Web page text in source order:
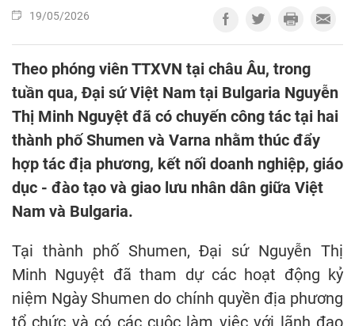
19/05/2026
Theo phóng viên TTXVN tại châu Âu, trong
tuần qua, Đại sứ Việt Nam tại Bulgaria Nguyễn
Thị Minh Nguyệt đã có chuyến công tác tại hai
thành phố Shumen và Varna nhằm thúc đẩy
hợp tác địa phương, kết nối doanh nghiệp, giáo
dục - đào tạo và giao lưu nhân dân giữa Việt
Nam và Bulgaria.
Tại thành phố Shumen, Đại sứ Nguyễn Thị
Minh Nguyệt đã tham dự các hoạt động kỷ
niệm Ngày Shumen do chính quyền địa phương
tổ chức và có các cuộc làm việc với lãnh đạo